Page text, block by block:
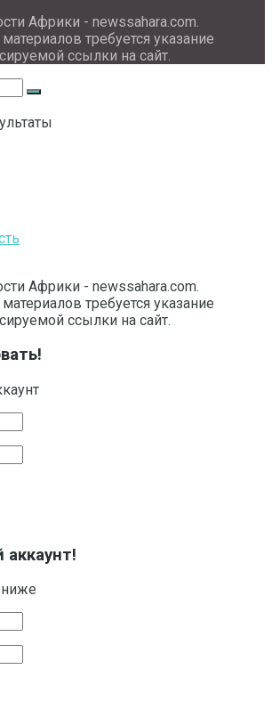
Африки - newssahara.com.
требуется указание
ссылки на сайт.
Африки - newssahara.com.
требуется указание
ссылки на сайт.